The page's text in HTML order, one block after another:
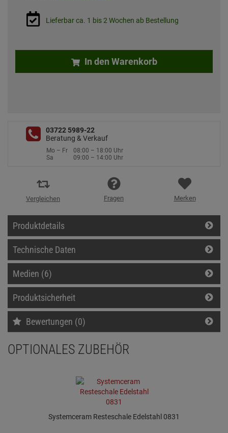
Lieferbar ca. 1 bis 2 Wochen ab Bestellung
In den Warenkorb
03722 5989-22
Beratung & Verkauf
Mo – Fr
08:00 – 18:00 Uhr
Sa
09:00 – 14:00 Uhr
Vergleichen Fragen Merken
Produktdetails
Technische Daten
Medien (6)
Produktsicherheit
Bewertungen (0)
OPTIONALES ZUBEHÖR
Systemceram Resteschale Edelstahl 0831